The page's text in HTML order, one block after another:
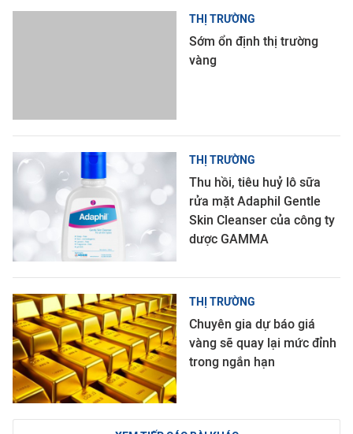
THỊ TRƯỜNG
Sớm ổn định thị trường
vàng
THỊ TRƯỜNG
Thu hồi, tiêu huỷ lô sữa
rửa mặt Adaphil Gentle
Skin Cleanser của công ty
dược GAMMA
THỊ TRƯỜNG
Chuyên gia dự báo giá
vàng sẽ quay lại mức đỉnh
trong ngắn hạn